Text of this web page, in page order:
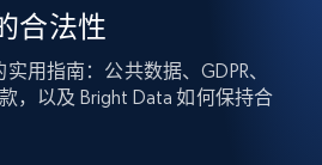
合法性
用指南：公共数据、GDPR、
，以及 Bright Data 如何保持合